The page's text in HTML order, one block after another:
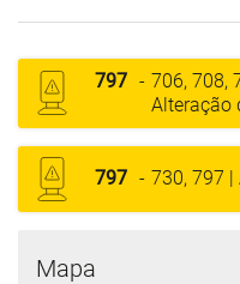
797 - 706, 708,
Alteração
797 - 730, 797 |
Mapa